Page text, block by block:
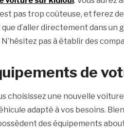
pas trop coûteuse, et ferez
d’aller directement dans un
pas à établir des
de
choisissez une nouvelle
adapté à vos besoins.
des équipements